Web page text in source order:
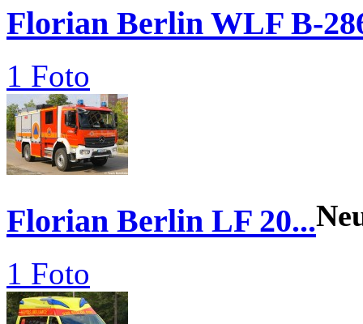
Florian Berlin WLF B-
1 Foto
Florian Berlin LF 20...
1 Foto